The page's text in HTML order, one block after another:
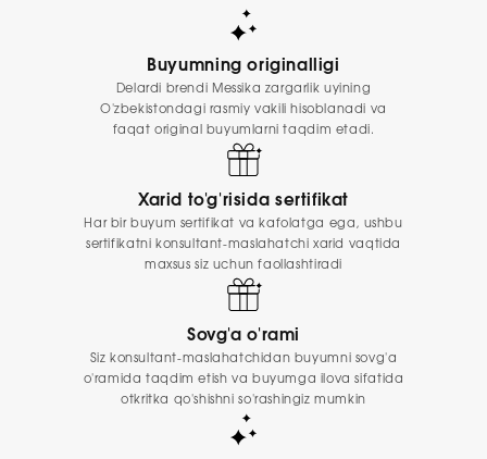
Buyumning originalligi
Delardi brendi Messika zargarlik uyining
O'zbekistondagi rasmiy vakili hisoblanadi va
faqat original buyumlarni taqdim etadi.
Xarid to'g'risida sertifikat
Har bir buyum sertifikat va kafolatga ega, ushbu
sertifikatni konsultant-maslahatchi xarid vaqtida
maxsus siz uchun faollashtiradi
Sovg'a o'rami
Siz konsultant-maslahatchidan buyumni sovg'a
o'ramida taqdim etish va buyumga ilova sifatida
otkritka qo'shishni so'rashingiz mumkin